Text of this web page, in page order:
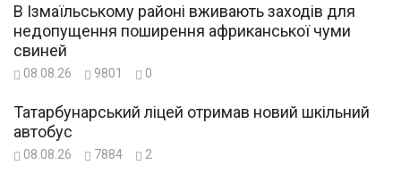
В Ізмаїльському районі вживають заходів для
недопущення поширення африканської чуми
свиней
08.08.26 9801 0
Татарбунарський ліцей отримав новий шкільний
автобус
08.08.26 7884 2